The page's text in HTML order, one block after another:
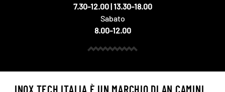
7.30-12.00 | 13.30-18.00
Sabato
8.00-12.00
INOX TECH ITALIA È UN MARCHIO DI AN CAMINI